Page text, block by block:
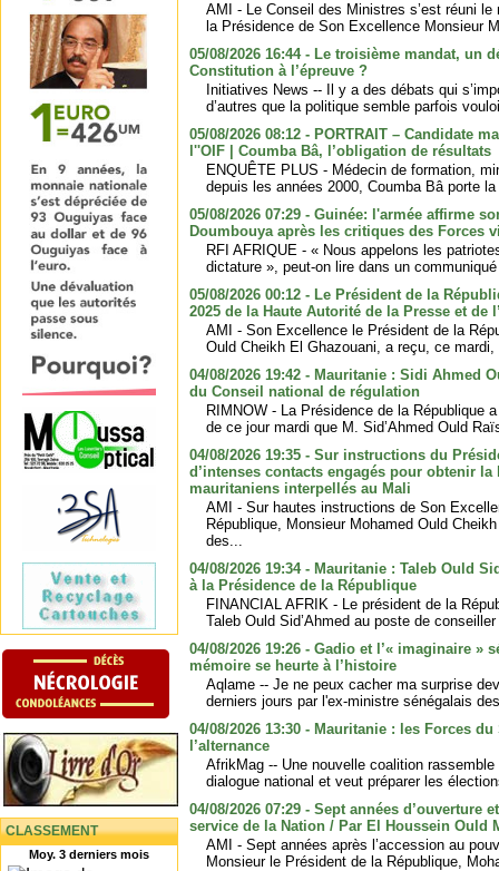
CLASSEMENT
Moy. 3 derniers mois
AMI - Le Conseil des Ministres s’est réuni
la Présidence de Son Excellence Monsieur
05/08/2026 16:44 - Le troisième mandat, un
Constitution à l’épreuve ?
Initiatives News -- Il y a des débats qui
d’autres que la politique semble parfois
05/08/2026 08:12 - PORTRAIT – Candidate
l''OIF | Coumba Bâ, l’obligation de résultats
ENQUÊTE PLUS - Médecin de formation,
depuis les années 2000, Coumba Bâ porte
05/08/2026 07:29 - Guinée: l'armée affirme
Doumbouya après les critiques des Forces
RFI AFRIQUE - « Nous appelons les
dictature », peut-on lire dans un
05/08/2026 00:12 - Le Président de la
2025 de la Haute Autorité de la Presse et de
AMI - Son Excellence le Président de la
Ould Cheikh El Ghazouani, a reçu, ce
04/08/2026 19:42 - Mauritanie : Sidi Ahmed
du Conseil national de régulation
RIMNOW - La Présidence de la République
de ce jour mardi que M. Sid’Ahmed Ould
04/08/2026 19:35 - Sur instructions du
d’intenses contacts engagés pour obtenir
mauritaniens interpellés au Mali
AMI - Sur hautes instructions de Son
République, Monsieur Mohamed Ould
des...
04/08/2026 19:34 - Mauritanie : Taleb Ould
à la Présidence de la République
FINANCIAL AFRIK - Le président de la
Taleb Ould Sid’Ahmed au poste de
04/08/2026 19:26 - Gadio et l’« imaginaire »
mémoire se heurte à l’histoire
Aqlame -- Je ne peux cacher ma surprise
derniers jours par l'ex-ministre sénégalais
04/08/2026 13:30 - Mauritanie : les Forces
l’alternance
AfrikMag -- Une nouvelle coalition
dialogue national et veut préparer les
04/08/2026 07:29 - Sept années d’ouverture
service de la Nation / Par El Houssein Ould
AMI - Sept années après l’accession au
Monsieur le Président de la République,